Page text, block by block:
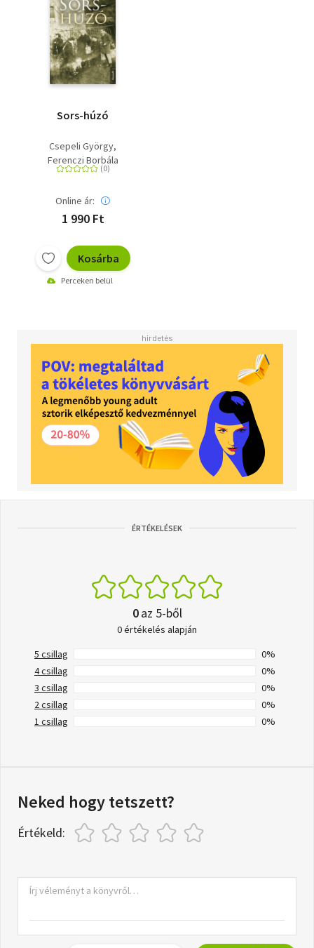
Sors-húzó
Csepeli György
Ferenczi Borbála
Online ár:
1 990 Ft
Kosárba
Perceken belül
ÉRTÉKELÉSEK
0az 5-ből
0 értékelés alapján
5 csillag
0%
4 csillag
0%
3 csillag
0%
2 csillag
0%
1 csillag
0%
Neked hogy tetszett?
Értékeld: